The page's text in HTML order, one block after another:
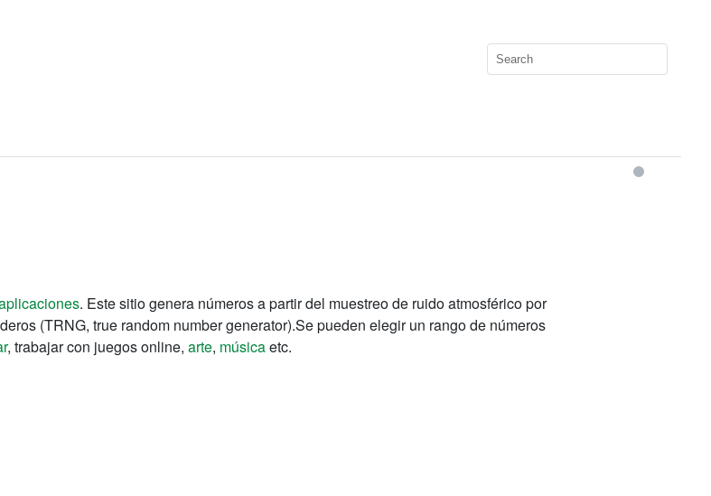
. Este sitio genera números a partir del muestreo de ruido atmosférico por
(TRNG, true random number generator).Se pueden elegir un rango de números
, trabajar con juegos online, arte, músicaetc.